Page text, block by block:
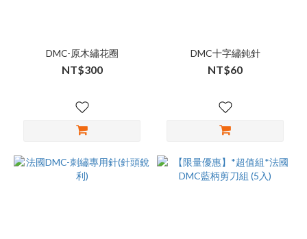
DMC-原木繡花圈
NT$300
DMC十字繡鈍針
NT$60